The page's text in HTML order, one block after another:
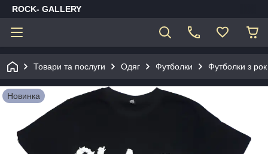
ROCK- GALLERY
Товари та послуги Одяг Футболки Футболки з
Новинка